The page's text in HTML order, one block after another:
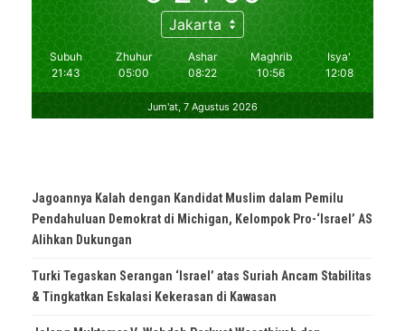
Jagoannya Kalah dengan Kandidat Muslim dalam Pemilu
Pendahuluan Demokrat di Michigan, Kelompok Pro-‘Israel’ AS
Alihkan Dukungan
Turki Tegaskan Serangan ‘Israel’ atas Suriah Ancam Stabilitas
& Tingkatkan Eskalasi Kekerasan di Kawasan